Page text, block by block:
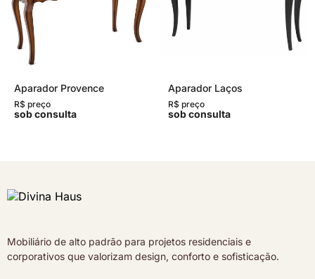
Aparador Provence
R$ preço
sob consulta
Aparador Laços
R$ preço
sob consulta
Mobiliário de alto padrão para projetos residenciais e
corporativos que valorizam design, conforto e sofisticação.